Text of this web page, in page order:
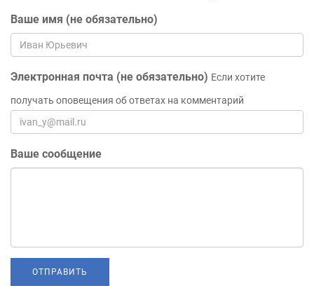
Ваше имя (не обязательно)
Электронная почта (не обязательно) Если хотите
получать оповещения об ответах на комментарий
Ваше сообщение